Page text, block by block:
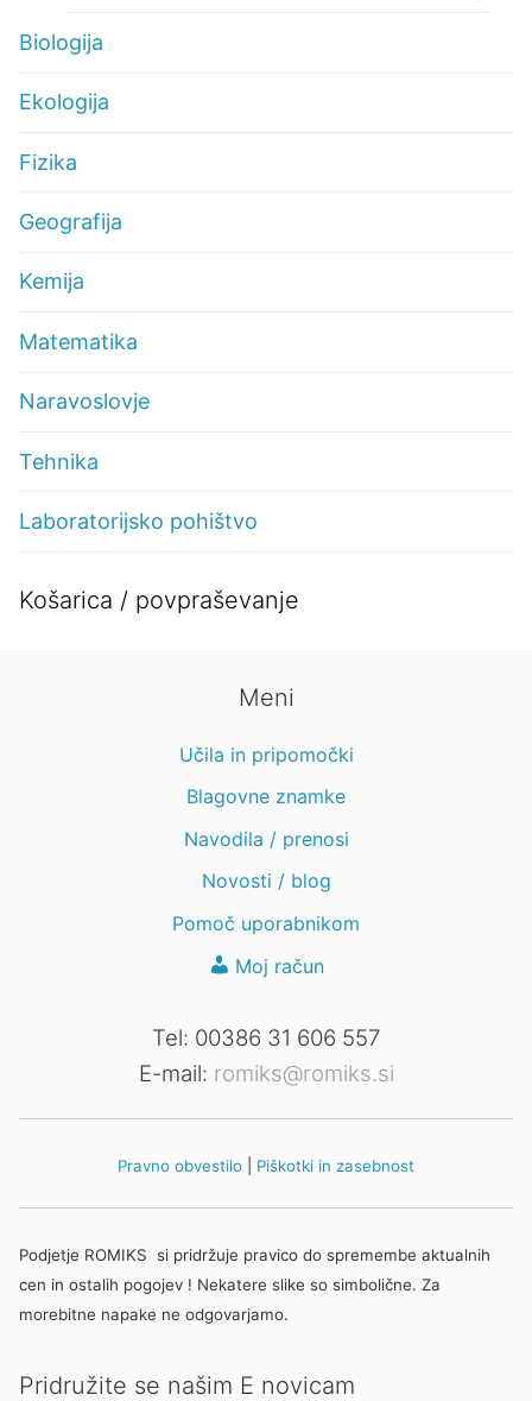
Biologija
Ekologija
Fizika
Geografija
Kemija
Matematika
Naravoslovje
Tehnika
Laboratorijsko pohištvo
Košarica / povpraševanje
Meni
Učila in pripomočki
Blagovne znamke
Navodila / prenosi
Novosti / blog
Pomoč uporabnikom
Moj račun
Tel: 00386 31 606 557
E-mail: romiks@romiks.si
Pravno obvestilo Piškotki in zasebnost
Podjetje ROMIKS si pridržuje pravico do spremembe aktualnih
cen in ostalih pogojev ! Nekatere slike so simbolične. Za
morebitne napake ne odgovarjamo.
Pridružite se našim E novicam